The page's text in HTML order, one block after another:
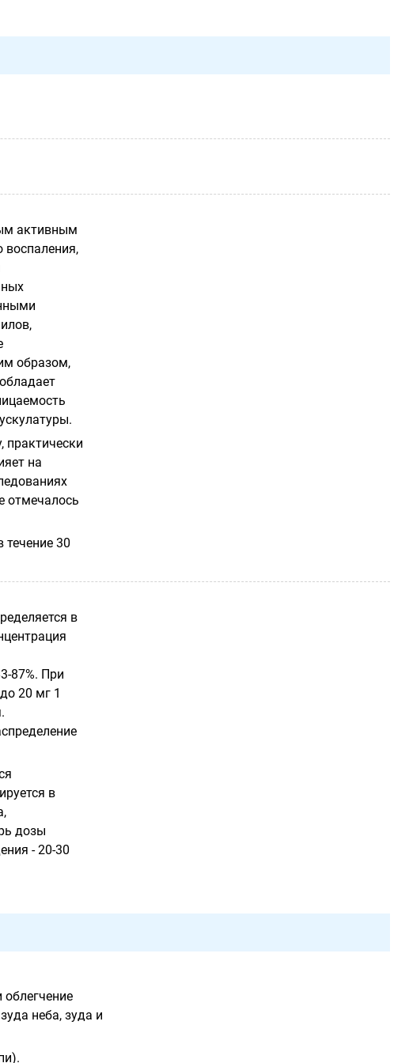
активным
воспаления,
образом,
практически
на
отмечалось
течение 30
в
87%. При
20 мг 1
в
дозы
- 20-30
неба, зуда и